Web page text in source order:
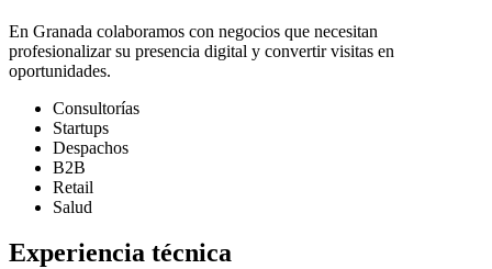
En Granada colaboramos con negocios que necesitan
profesionalizar su presencia digital y convertir visitas en
oportunidades.
Consultorías
Startups
Despachos
B2B
Retail
Salud
Experiencia técnica